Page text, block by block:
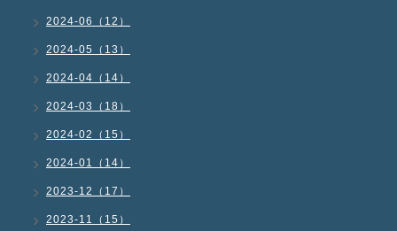
2024-06（12）
2024-05（13）
2024-04（14）
2024-03（18）
2024-02（15）
2024-01（14）
2023-12（17）
2023-11（15）